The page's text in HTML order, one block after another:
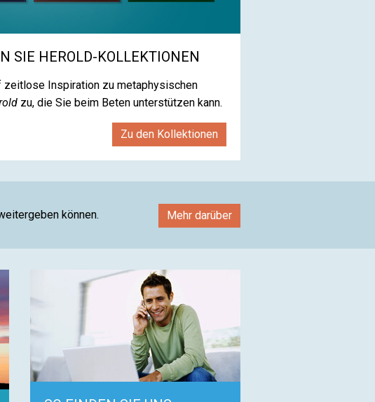
SIE HEROLD-KOLLEKTIONEN
zeitlose Inspiration zu metaphysischen
zu, die Sie beim Beten unterstützen kann.
Zu den Kollektionen
können. Mehr darüber